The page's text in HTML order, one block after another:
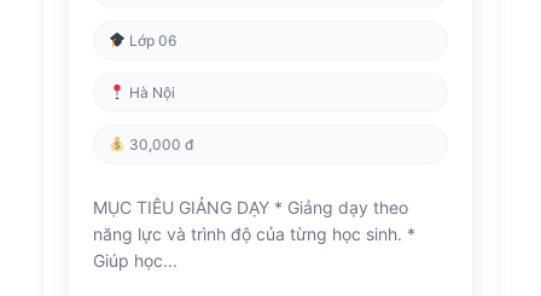
Lớp 06
Hà Nội
30,000 đ
MỤC TIÊU GIẢNG DẠY * Giảng dạy theo
năng lực và trình độ của từng học sinh. *
Giúp học...